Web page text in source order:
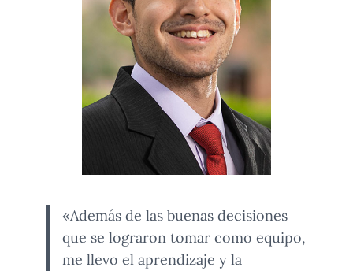
«Además de las buenas decisiones
que se lograron tomar como equipo,
me llevo el aprendizaje y la